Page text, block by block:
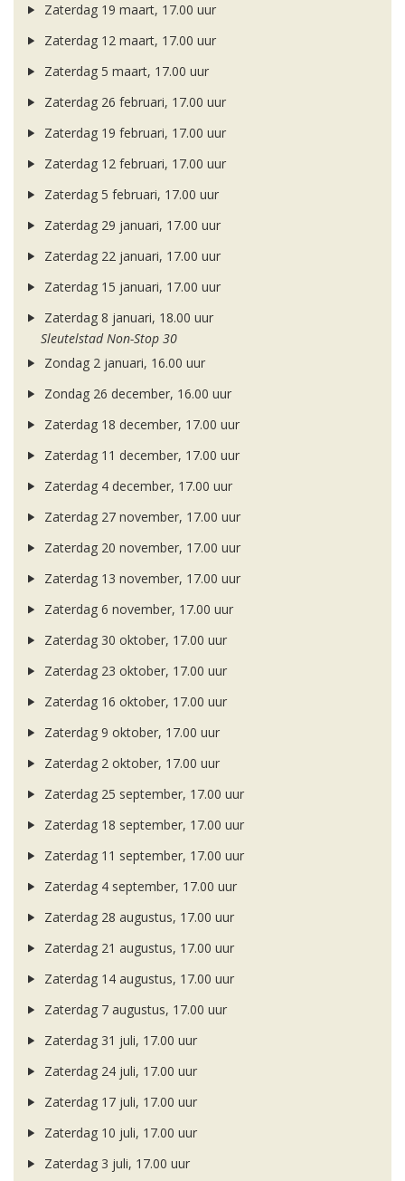
Zaterdag 19 maart, 17.00 uur
Zaterdag 12 maart, 17.00 uur
Zaterdag 5 maart, 17.00 uur
Zaterdag 26 februari, 17.00 uur
Zaterdag 19 februari, 17.00 uur
Zaterdag 12 februari, 17.00 uur
Zaterdag 5 februari, 17.00 uur
Zaterdag 29 januari, 17.00 uur
Zaterdag 22 januari, 17.00 uur
Zaterdag 15 januari, 17.00 uur
Zaterdag 8 januari, 18.00 uur
Sleutelstad Non-Stop 30
Zondag 2 januari, 16.00 uur
Zondag 26 december, 16.00 uur
Zaterdag 18 december, 17.00 uur
Zaterdag 11 december, 17.00 uur
Zaterdag 4 december, 17.00 uur
Zaterdag 27 november, 17.00 uur
Zaterdag 20 november, 17.00 uur
Zaterdag 13 november, 17.00 uur
Zaterdag 6 november, 17.00 uur
Zaterdag 30 oktober, 17.00 uur
Zaterdag 23 oktober, 17.00 uur
Zaterdag 16 oktober, 17.00 uur
Zaterdag 9 oktober, 17.00 uur
Zaterdag 2 oktober, 17.00 uur
Zaterdag 25 september, 17.00 uur
Zaterdag 18 september, 17.00 uur
Zaterdag 11 september, 17.00 uur
Zaterdag 4 september, 17.00 uur
Zaterdag 28 augustus, 17.00 uur
Zaterdag 21 augustus, 17.00 uur
Zaterdag 14 augustus, 17.00 uur
Zaterdag 7 augustus, 17.00 uur
Zaterdag 31 juli, 17.00 uur
Zaterdag 24 juli, 17.00 uur
Zaterdag 17 juli, 17.00 uur
Zaterdag 10 juli, 17.00 uur
Zaterdag 3 juli, 17.00 uur